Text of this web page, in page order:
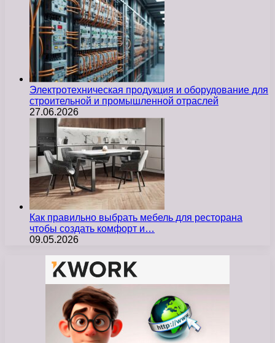
Электротехническая продукция и оборудование для
строительной и промышленной отраслей
27.06.2026
Как правильно выбрать мебель для ресторана
чтобы создать комфорт и…
09.05.2026